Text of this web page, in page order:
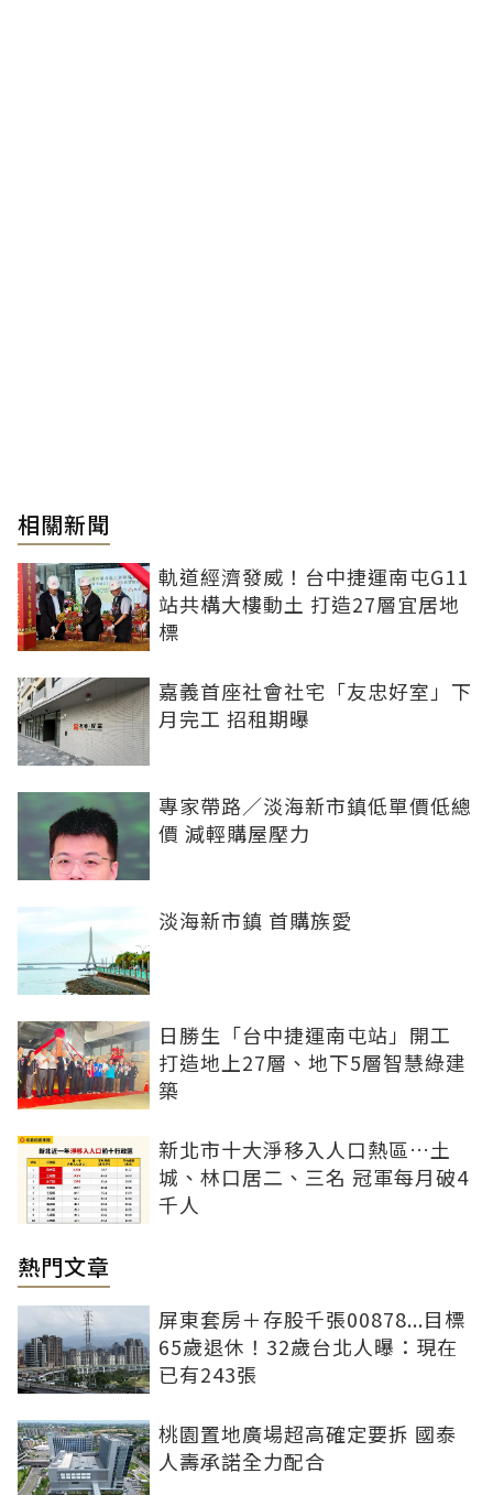
相關新聞
軌道經濟發威！台中捷運南屯G11
站共構大樓動土 打造27層宜居地
標
嘉義首座社會社宅「友忠好室」下
月完工 招租期曝
專家帶路／淡海新市鎮低單價低總
價 減輕購屋壓力
淡海新市鎮 首購族愛
日勝生「台中捷運南屯站」開工
打造地上27層、地下5層智慧綠建
築
新北市十大淨移入人口熱區…土
城、林口居二、三名 冠軍每月破4
千人
熱門文章
屏東套房＋存股千張00878...目標
65歲退休！32歲台北人曝：現在
已有243張
桃園置地廣場超高確定要拆 國泰
人壽承諾全力配合